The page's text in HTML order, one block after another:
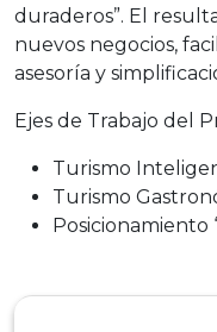
duraderos”. El
nuevos negocios,
asesoría y
Ejes de Trabajo del
Turismo
Turismo
Posicionamiento